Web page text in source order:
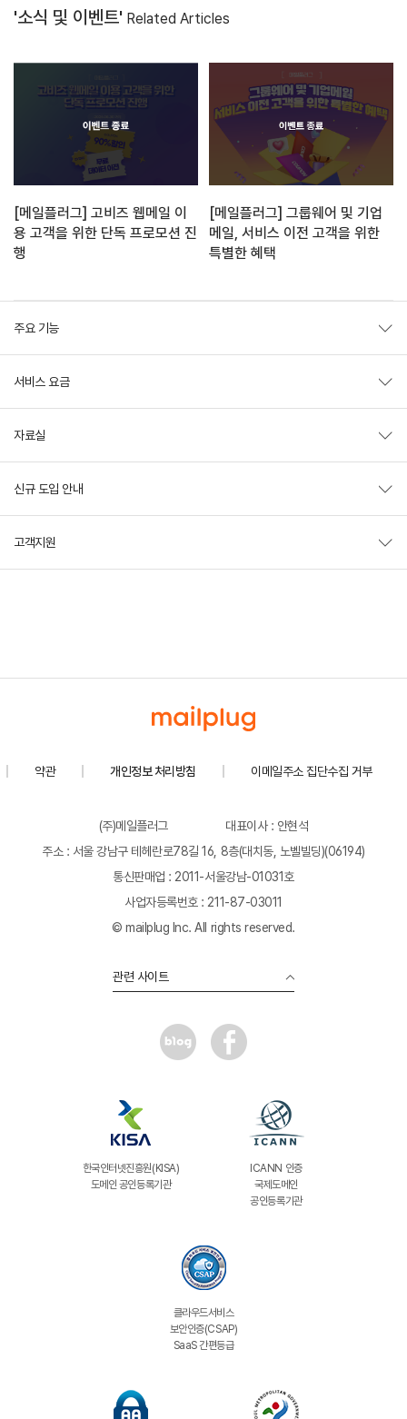
'소식 및 이벤트' Related Articles
[메일플러그] 고비즈 웹메일 이
용 고객을 위한 단독 프로모션 진
행
[메일플러그] 그룹웨어 및 기업
메일, 서비스 이전 고객을 위한
특별한 혜택
주요 기능
서비스 요금
자료실
신규 도입 안내
고객지원
약관 개인정보 처리방침 이메일주소 집단수집 거부
(주)메일플러그
대표이사 : 안현석
주소 : 서울 강남구 테헤란로78길 16, 8층(대치동, 노벨빌딩)(06194)
통신판매업 : 2011-서울강남-01031호
사업자등록번호 : 211-87-03011
© mailplug Inc. All rights reserved.
관련 사이트
한국인터넷진흥원(KISA)
도메인 공인등록기관
ICANN 인증
국제도메인
공인등록기관
클라우드서비스
보안인증(CSAP)
SaaS 간편등급